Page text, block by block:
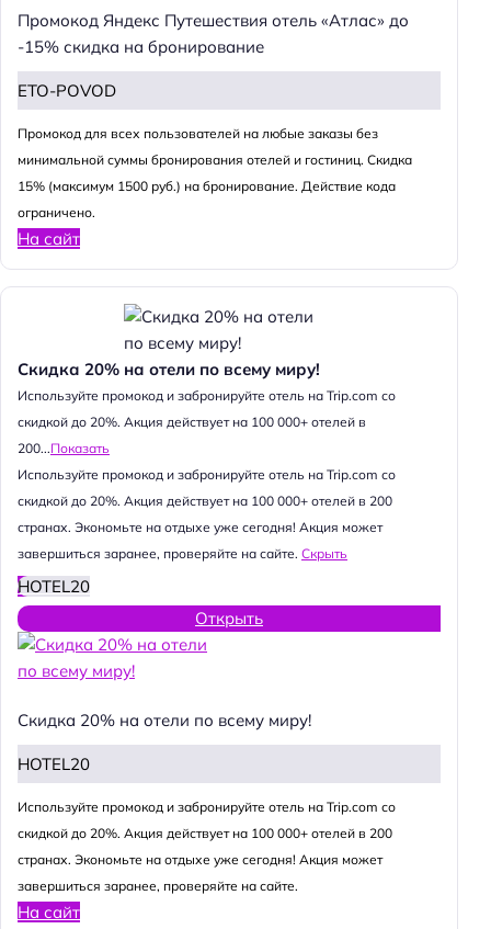
Промокод Яндекс Путешествия отель «Атлас» до
-15% скидка на бронирование
ETO-POVOD
Промокод для всех пользователей на любые заказы без
минимальной суммы бронирования отелей и гостиниц. Скидка
15% (максимум 1500 руб.) на бронирование. Действие кода
ограничено.
На сайт
Скидка 20% на отели по всему миру!
Используйте промокод и забронируйте отель на Trip.com со
скидкой до 20%. Акция действует на 100 000+ отелей в
200...Показать
Используйте промокод и забронируйте отель на Trip.com со
скидкой до 20%. Акция действует на 100 000+ отелей в 200
странах. Экономьте на отдыхе уже сегодня! Акция может
завершиться заранее, проверяйте на сайте. Скрыть
HOTEL20
Открыть
Скидка 20% на отели по всему миру!
HOTEL20
Используйте промокод и забронируйте отель на Trip.com со
скидкой до 20%. Акция действует на 100 000+ отелей в 200
странах. Экономьте на отдыхе уже сегодня! Акция может
завершиться заранее, проверяйте на сайте.
На сайт